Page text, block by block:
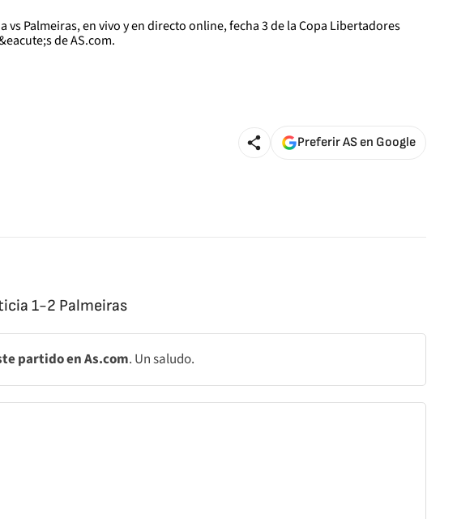
Preferir AS en Google
1-2 Palmeiras
partido en As.com. Un saludo.